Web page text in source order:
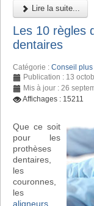
Lire la suite...
Les 10 règles
dentaires
Catégorie : Conseil plus
Publication : 13
Mis à jour : 26
Affichages : 15211
Que ce soit
pour les
prothèses
dentaires,
les
couronnes,
les
aligneurs